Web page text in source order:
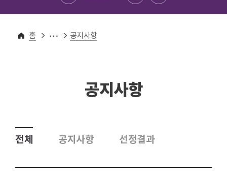
홈
알림마당 공지사항
공지사항
전체 공지사항 선정결과